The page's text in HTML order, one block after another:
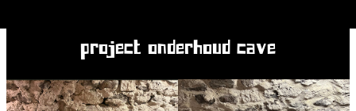
project onderhoud cave